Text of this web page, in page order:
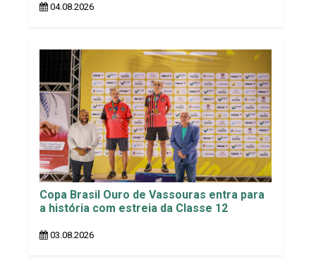
04.08.2026
Copa Brasil Ouro de Vassouras entra para
a história com estreia da Classe 12
03.08.2026